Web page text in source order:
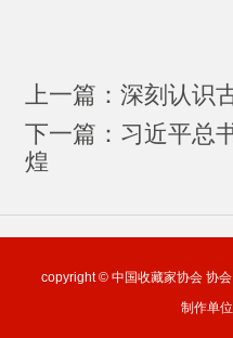
上一篇：深刻认识
下一篇：习近平总
煌
copyright © 中国收藏家协会 协会
制作单